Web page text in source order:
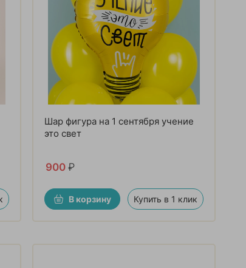
Шар фигура на 1 сентября учение
это свет
900 ₽
В корзину Купить в 1 клик